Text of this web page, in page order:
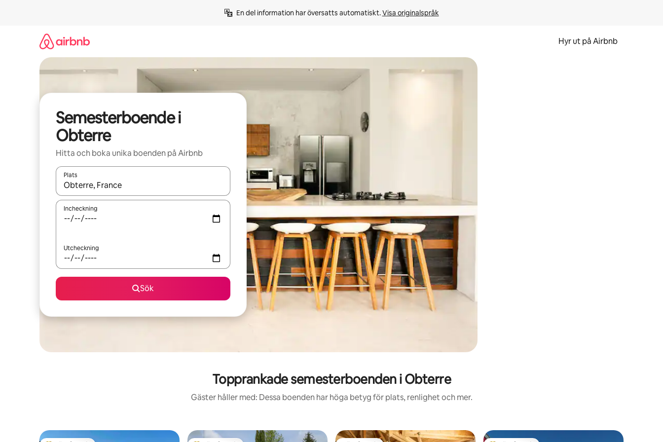
En del information har översatts automatiskt. Visa originalspråk
Hyr ut på Airbnb
Semesterboende i
Obterre
Hitta och boka unika boenden på Airbnb
Plats
När resultaten är tillgängliga kan du navigera med upp- och nedåtpilarna eller utforska genom att trycka eller svepa.
Incheckning
Utcheckning
Sök
Topprankade semesterboenden i Obterre
Gäster håller med: Dessa boenden har höga betyg för plats, renlighet och mer.